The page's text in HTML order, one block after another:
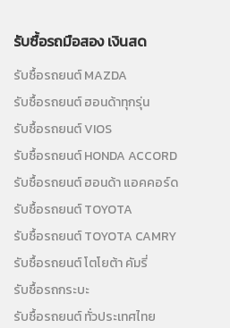
รับซื้อรถมือสอง เงินสด
รับซื้อรถยนต์ MAZDA
รับซื้อรถยนต์ ฮอนด้าทุกรุ่น
รับซื้อรถยนต์ VIOS
รับซื้อรถยนต์ HONDA ACCORD
รับซื้อรถยนต์ ฮอนด้า แอคคอร์ด
รับซื้อรถยนต์ TOYOTA
รับซื้อรถยนต์ TOYOTA CAMRY
รับซื้อรถยนต์ โตโยต้า คัมรี่
รับซื้อรถกระบะ
รับซื้อรถยนต์ ทั่วประเทศไทย